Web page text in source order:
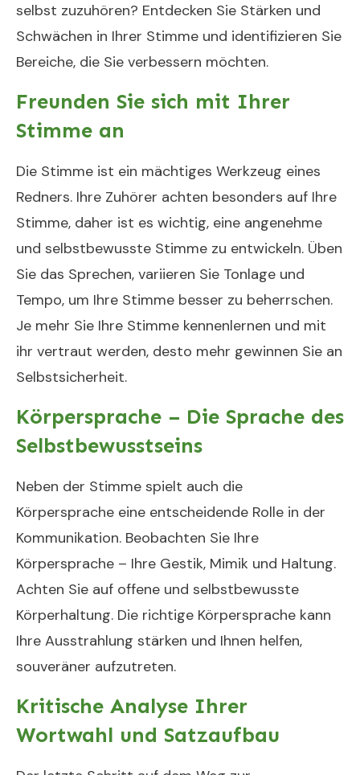
selbst zuzuhören? Entdecken Sie Stärken und
Schwächen in Ihrer Stimme und identifizieren Sie
Bereiche, die Sie verbessern möchten.
Freunden Sie sich mit Ihrer
Stimme an
Die Stimme ist ein mächtiges Werkzeug eines
Redners. Ihre Zuhörer achten besonders auf Ihre
Stimme, daher ist es wichtig, eine angenehme
und selbstbewusste Stimme zu entwickeln. Üben
Sie das Sprechen, variieren Sie Tonlage und
Tempo, um Ihre Stimme besser zu beherrschen.
Je mehr Sie Ihre Stimme kennenlernen und mit
ihr vertraut werden, desto mehr gewinnen Sie an
Selbstsicherheit.
Körpersprache – Die Sprache des
Selbstbewusstseins
Neben der Stimme spielt auch die
Körpersprache eine entscheidende Rolle in der
Kommunikation. Beobachten Sie Ihre
Körpersprache – Ihre Gestik, Mimik und Haltung.
Achten Sie auf offene und selbstbewusste
Körperhaltung. Die richtige Körpersprache kann
Ihre Ausstrahlung stärken und Ihnen helfen,
souveräner aufzutreten.
Kritische Analyse Ihrer
Wortwahl und Satzaufbau